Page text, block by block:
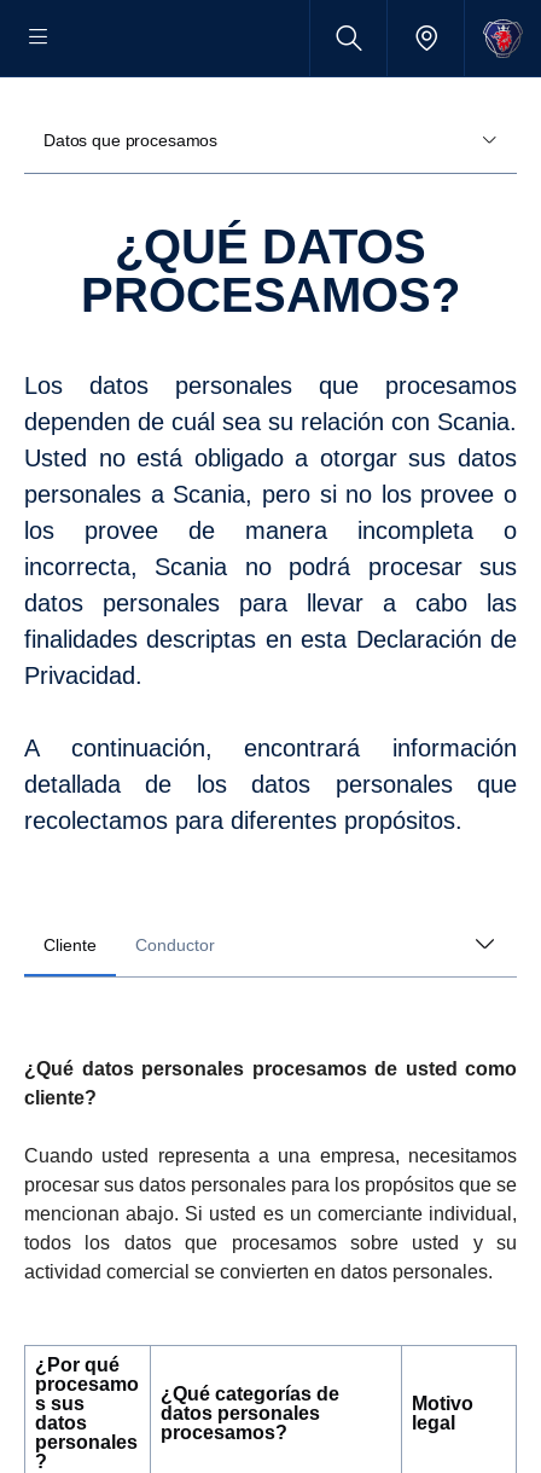
Datos que procesamos
¿QUÉ DATOS
PROCESAMOS?
Los datos personales que procesamos
dependen de cuál sea su relación con Scania.
Usted no está obligado a otorgar sus datos
personales a Scania, pero si no los provee o
los provee de manera incompleta o
incorrecta, Scania no podrá procesar sus
datos personales para llevar a cabo las
finalidades descriptas en esta Declaración de
Privacidad.
A continuación, encontrará información
detallada de los datos personales que
recolectamos para diferentes propósitos.
Cliente Conductor
¿Qué datos personales procesamos de usted como
cliente?
Cuando usted representa a una empresa, necesitamos
procesar sus datos personales para los propósitos que se
mencionan abajo. Si usted es un comerciante individual,
todos los datos que procesamos sobre usted y su
actividad comercial se convierten en datos personales.
¿Por qué
procesamo
s sus
datos
personales
?
¿Qué categorías de
datos personales
procesamos?
Motivo
legal